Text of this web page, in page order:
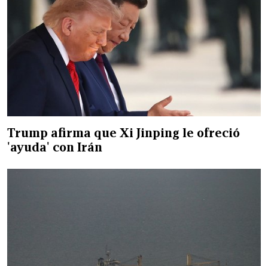
Trump afirma que Xi Jinping le ofreció
'ayuda' con Irán